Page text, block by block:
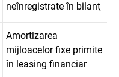
neînregistrate în bilanţ
Amortizarea
mijloacelor fixe primite
în leasing financiar